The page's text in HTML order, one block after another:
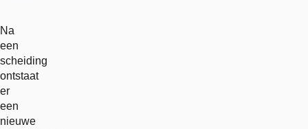
Na
een
scheiding
ontstaat
er
een
nieuwe